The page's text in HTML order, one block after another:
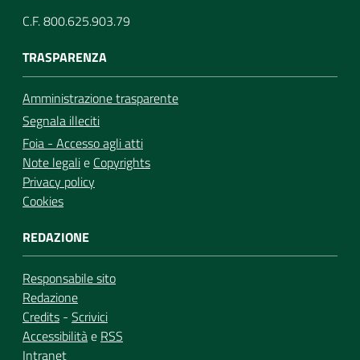
C.F. 800.625.903.79
TRASPARENZA
Amministrazione trasparente
Segnala illeciti
Foia - Accesso agli atti
Note legalie Copyrights
Privacy policy
Cookies
REDAZIONE
Responsabile sito
Redazione
Credits - Scrivici
Accessibilitàe RSS
Intranet